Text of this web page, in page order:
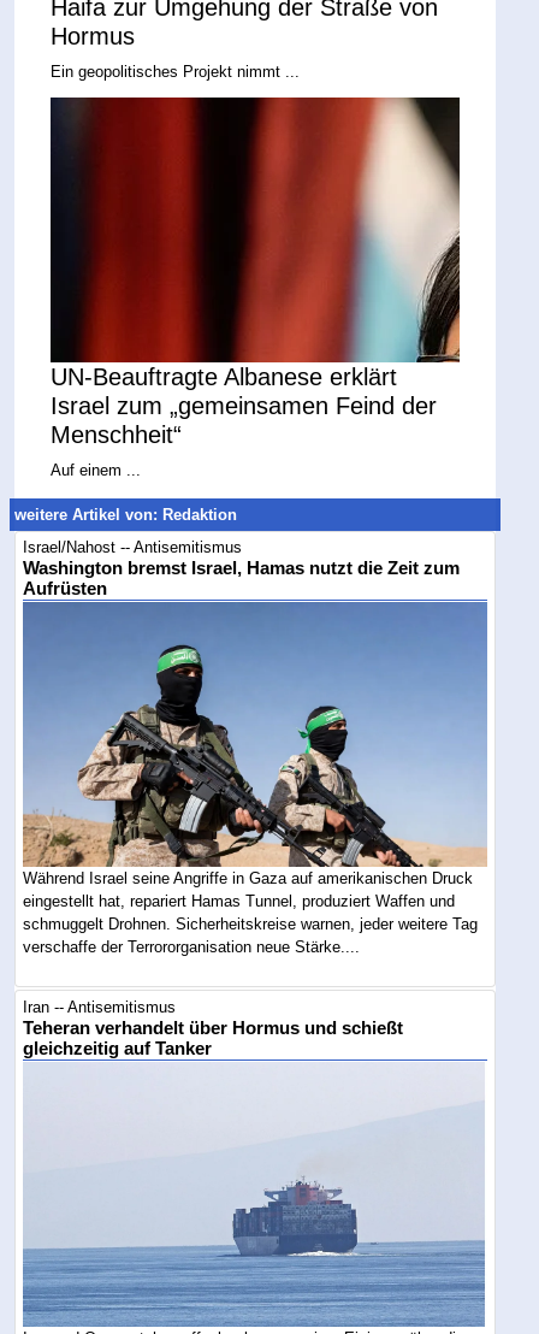
Haifa zur Umgehung der Straße von
Hormus
Ein geopolitisches Projekt nimmt ...
UN-Beauftragte Albanese erklärt
Israel zum „gemeinsamen Feind der
Menschheit“
Auf einem ...
weitere Artikel von: Redaktion
Israel/Nahost -- Antisemitismus
Washington bremst Israel, Hamas nutzt die Zeit zum
Aufrüsten
Während Israel seine Angriffe in Gaza auf amerikanischen Druck
eingestellt hat, repariert Hamas Tunnel, produziert Waffen und
schmuggelt Drohnen. Sicherheitskreise warnen, jeder weitere Tag
verschaffe der Terrororganisation neue Stärke....
Iran -- Antisemitismus
Teheran verhandelt über Hormus und schießt
gleichzeitig auf Tanker